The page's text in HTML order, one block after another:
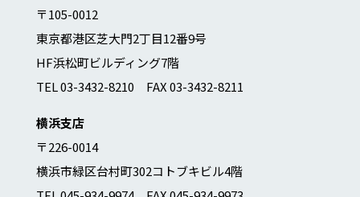
〒105-0012
東京都港区芝大門2丁目12番9号
HF浜松町ビルディング7階
TEL 03-3432-8210 FAX 03-3432-8211
横浜支店
〒226-0014
横浜市緑区台村町302コトブキビル4階